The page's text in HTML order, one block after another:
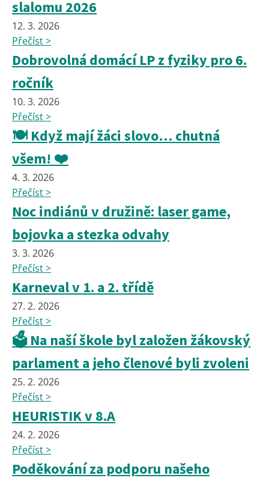
slalomu 2026
12. 3. 2026
Přečíst >
Dobrovolná domácí LP z fyziky pro 6.
ročník
10. 3. 2026
Přečíst >
🍽️ Když mají žáci slovo… chutná
všem! ❤️
4. 3. 2026
Přečíst >
Noc indiánů v družině: laser game,
bojovka a stezka odvahy
3. 3. 2026
Přečíst >
Karneval v 1. a 2. třídě
27. 2. 2026
Přečíst >
🗳️ Na naší škole byl založen žákovský
parlament a jeho členové byli zvoleni
25. 2. 2026
Přečíst >
HEURISTIK v 8.A
24. 2. 2026
Přečíst >
Poděkování za podporu našeho